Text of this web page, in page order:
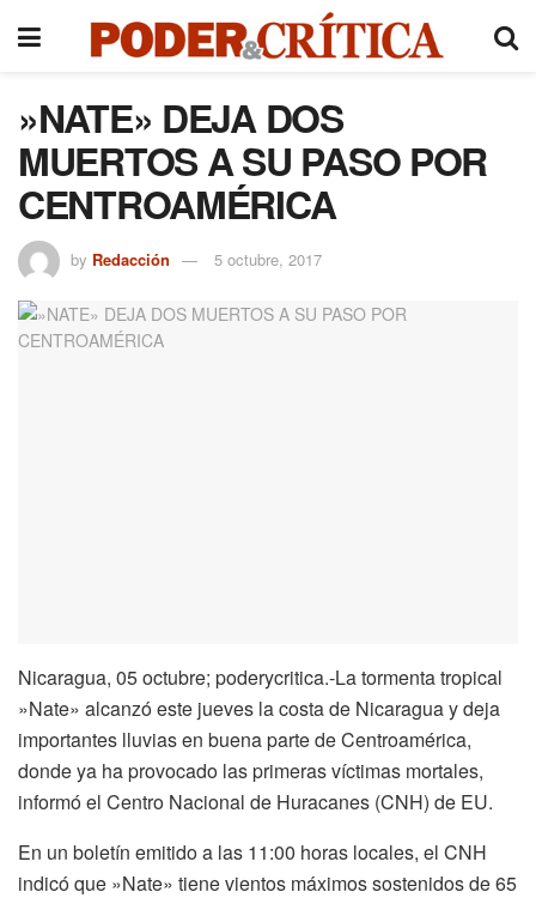
»NATE» DEJA DOS
MUERTOS A SU PASO POR
CENTROAMÉRICA
by Redacción 5 octubre, 2017
Nicaragua, 05 octubre; poderycritica.-La tormenta tropical
»Nate» alcanzó este jueves la costa de Nicaragua y deja
importantes lluvias en buena parte de Centroamérica,
donde ya ha provocado las primeras víctimas mortales,
informó el Centro Nacional de Huracanes (CNH) de EU.
En un boletín emitido a las 11:00 horas locales, el CNH
indicó que »Nate» tiene vientos máximos sostenidos de 65